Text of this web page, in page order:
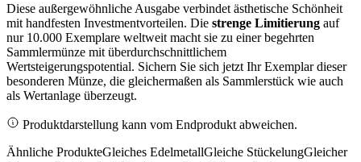
Diese außergewöhnliche Ausgabe verbindet ästhetische Schönheit
mit handfesten Investmentvorteilen. Die strenge Limitierung auf
nur 10.000 Exemplare weltweit macht sie zu einer begehrten
Sammlermünze mit überdurchschnittlichem
Wertsteigerungspotential. Sichern Sie sich jetzt Ihr Exemplar dieser
besonderen Münze, die gleichermaßen als Sammlerstück wie auch
als Wertanlage überzeugt.
Produktdarstellung kann vom Endprodukt abweichen.
Ähnliche ProdukteGleiches EdelmetallGleiche StückelungGleicher